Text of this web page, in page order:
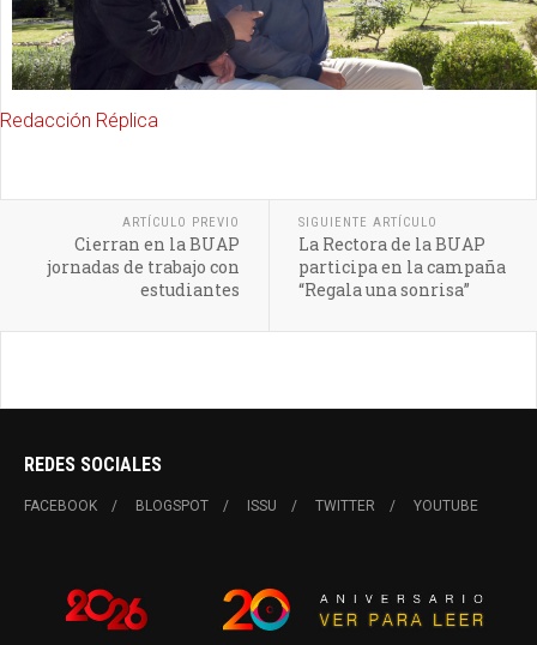
Redacción Réplica
ARTÍCULO PREVIO
Cierran en la BUAP
jornadas de trabajo con
estudiantes
SIGUIENTE ARTÍCULO
La Rectora de la BUAP
participa en la campaña
“Regala una sonrisa”
REDES SOCIALES
FACEBOOK BLOGSPOT ISSU TWITTER YOUTUBE